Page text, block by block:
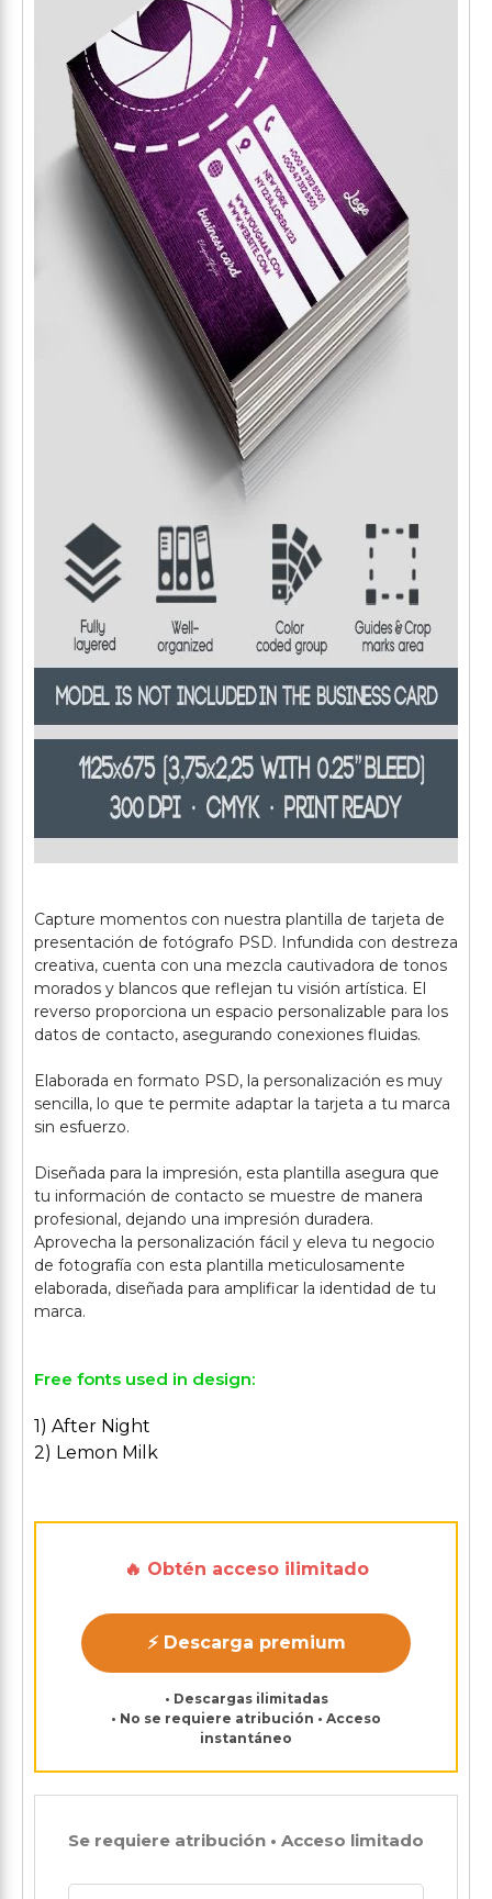
Capture momentos con nuestra plantilla de tarjeta de
presentación de fotógrafo PSD. Infundida con destreza
creativa, cuenta con una mezcla cautivadora de tonos
morados y blancos que reflejan tu visión artística. El
reverso proporciona un espacio personalizable para los
datos de contacto, asegurando conexiones fluidas.
Elaborada en formato PSD, la personalización es muy
sencilla, lo que te permite adaptar la tarjeta a tu marca
sin esfuerzo.
Diseñada para la impresión, esta plantilla asegura que
tu información de contacto se muestre de manera
profesional, dejando una impresión duradera.
Aprovecha la personalización fácil y eleva tu negocio
de fotografía con esta plantilla meticulosamente
elaborada, diseñada para amplificar la identidad de tu
Free fonts used in design:
1) After Night
2) Lemon Milk
🔥 Obtén acceso ilimitado
⚡ Descarga premium
• Descargas ilimitadas
• No se requiere atribución • Acceso
instantáneo
Se requiere atribución • Acceso limitado